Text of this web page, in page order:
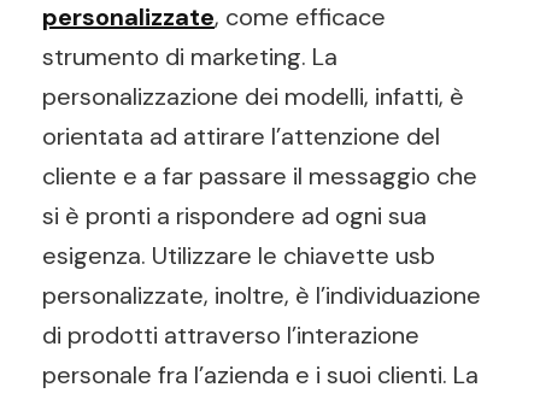
personalizzate, come efficace
strumento di marketing. La
personalizzazione dei modelli, infatti, è
orientata ad attirare l’attenzione del
cliente e a far passare il messaggio che
si è pronti a rispondere ad ogni sua
esigenza. Utilizzare le chiavette usb
personalizzate, inoltre, è l’individuazione
di prodotti attraverso l’interazione
personale fra l’azienda e i suoi clienti. La